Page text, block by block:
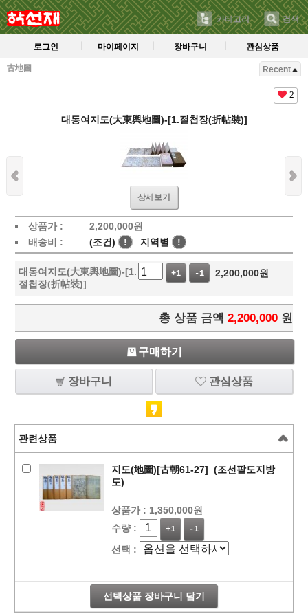
카테고리 검색
로그인 마이페이지 장바구니 관심상품
古地圖 Recent
2
대동여지도(大東輿地圖)-[1.절첩장(折帖裝)]
상세보기
상품가 : 2,200,000원
배송비 :
(조건) ! 지역별 !
대동여지도(大東輿地圖)-[1.
절첩장(折帖裝)]
+1 -1 2,200,000원
총 상품 금액 2,200,000 원
구매하기
장바구니 관심상품
관련상품
지도(地圖)[古朝61-27]_(조선팔도지방
도)
상품가 : 1,350,000원
수량 :
+1 -1
선택 :
선택상품 장바구니 담기